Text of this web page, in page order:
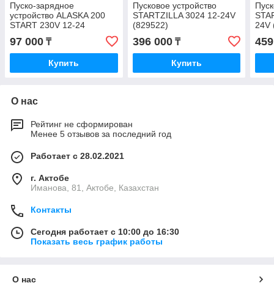
Пуско-зарядное
устройство ALASKA 200
START 230V 12-24
97 000 ₸
Купить
Пусковое устройство
STARTZILLA 3024 12-24V
(829522)
396 000₸
Купить
24V
О нас
Рейтинг не сформирован
Менее 5 отзывов за последний год
Работает с 28.02.2021
г. Актобе
Иманова, 81, Актобе, Казахстан
Контакты
Сегодня работает с 10:00 до 16:30
Показать весь график работы
О нас